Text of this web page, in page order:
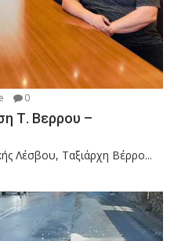
0
Τ. Βερρου –
Λέσβου, Ταξιάρχη Βέρρο...